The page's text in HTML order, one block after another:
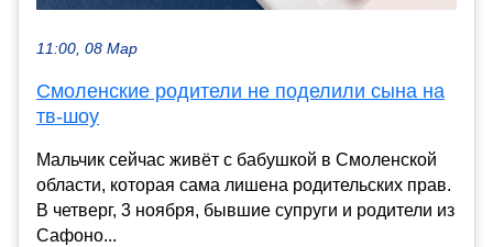
11:00, 08 Мар
Смоленские родители не поделили сына на
тв-шоу
Мальчик сейчас живёт с бабушкой в Смоленской
области, которая сама лишена родительских прав.
В четверг, 3 ноября, бывшие супруги и родители из
Сафоно...